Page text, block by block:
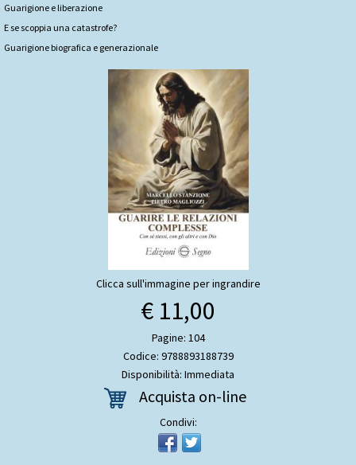
Guarigione e liberazione
E se scoppia una catastrofe?
Guarigione biografica e generazionale
Clicca sull'immagine per ingrandire
€ 11,00
Pagine: 104
Codice: 9788893188739
Disponibilità: Immediata
Acquista on-line
Condivi: